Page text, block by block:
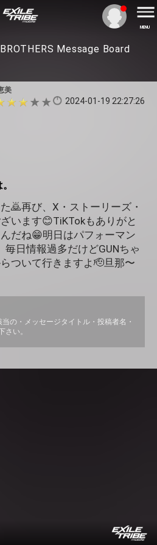
MENU
Message Board
美
2024-01-19 22:27:26
🙇再び、X・ストーリーズ・
います😊TiKTokもありがと
だね😁明日はパフォーマン
毎日情報過多だけどGUNちゃ
ついて行きますよ🫡旦那〜
の・メッセージタイトル・投稿者名・
さい。